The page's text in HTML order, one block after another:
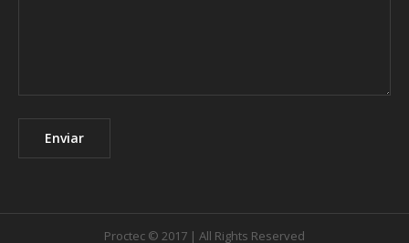
Enviar
Proctec © 2017 | All Rights Reserved